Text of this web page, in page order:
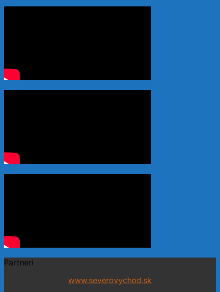
Partneri
www.severovychod.sk